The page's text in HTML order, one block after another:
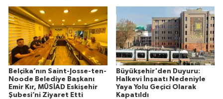
Belçika’nın Saint-Josse-ten-
Noode Belediye Başkanı
Emir Kır, MÜSİAD Eskişehir
Şubesi’ni Ziyaret Etti
Büyükşehir'den Duyuru:
Halkevi İnşaatı Nedeniyle
Yaya Yolu Geçici Olarak
Kapatıldı